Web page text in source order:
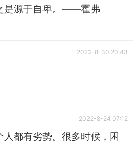
是源于自卑。——霍弗
2022-8-30 20:43
2022-8-24 07:12
人都有劣势。很多时候，困